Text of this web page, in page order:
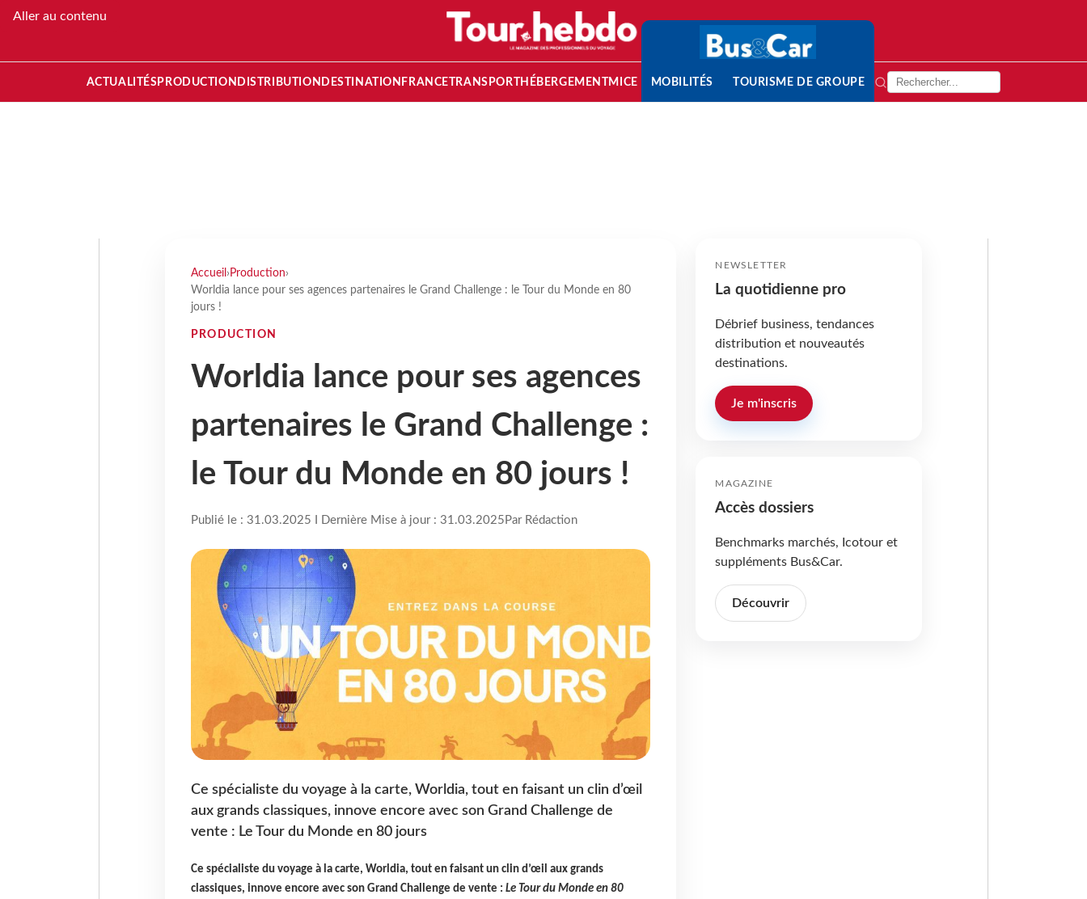
Aller au contenu
ACTUALITÉS PRODUCTION DISTRIBUTION DESTINATION FRANCETRANSPORT HÉBERGEMENTMICE MOBILITÉS TOURISME DE GROUPE
Accueil › Production›
Worldia lance pour ses agences partenaires le Grand Challenge : le Tour du Monde en 80
jours !
PRODUCTION
Worldia lance pour ses agences
partenaires le Grand Challenge :
le Tour du Monde en 80 jours !
Publié le : 31.03.2025 I Dernière Mise à jour : 31.03.2025 Par Rédaction
Ce spécialiste du voyage à la carte, Worldia, tout en faisant un clin d’œil
aux grands classiques, innove encore avec son Grand Challenge de
vente : Le Tour du Monde en 80 jours
Ce spécialiste du voyage à la carte, Worldia, tout en faisant un clin d’œil aux grands
classiques, innove encore avec son Grand Challenge de vente : Le Tour du Monde en 80
NEWSLETTER
La quotidienne pro
Débrief business, tendances
distribution et nouveautés
destinations.
Je m'inscris
MAGAZINE
Accès dossiers
Benchmarks marchés, Icotour et
suppléments Bus&Car.
Découvrir